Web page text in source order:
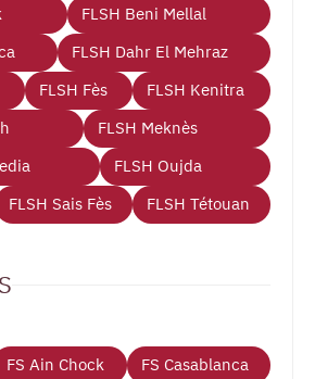
FLSH Beni Mellal
FLSH Dahr El Mehraz
FLSH Fès
FLSH Kenitra
FLSH Meknès
FLSH Oujda
FLSH Sais Fès FLSH Tétouan
FS Ain Chock
FS Casablanca